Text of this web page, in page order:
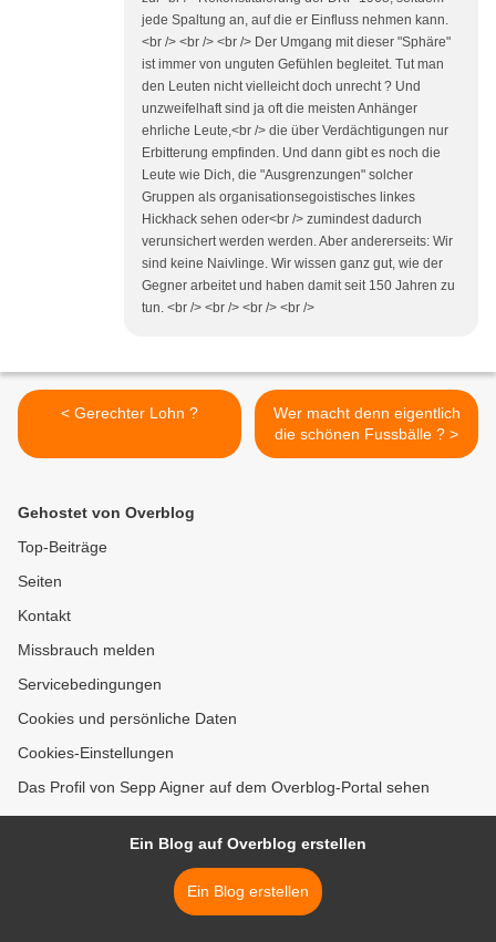
jede Spaltung an, auf die er Einfluss nehmen kann.
<br /> <br /> <br /> Der Umgang mit dieser "Sphäre"
ist immer von unguten Gefühlen begleitet. Tut man
den Leuten nicht vielleicht doch unrecht ? Und
unzweifelhaft sind ja oft die meisten Anhänger
ehrliche Leute,<br /> die über Verdächtigungen nur
Erbitterung empfinden. Und dann gibt es noch die
Leute wie Dich, die "Ausgrenzungen" solcher
Gruppen als organisationsegoistisches linkes
Hickhack sehen oder<br /> zumindest dadurch
verunsichert werden werden. Aber andererseits: Wir
sind keine Naivlinge. Wir wissen ganz gut, wie der
Gegner arbeitet und haben damit seit 150 Jahren zu
tun. <br /> <br /> <br /> <br />
< Gerechter Lohn ?
Wer macht denn eigentlich
die schönen Fussbälle ? >
Gehostet von Overblog
Top-Beiträge
Seiten
Kontakt
Missbrauch melden
Servicebedingungen
Cookies und persönliche Daten
Cookies-Einstellungen
Das Profil von Sepp Aigner auf dem Overblog-Portal sehen
Ein Blog auf Overblog erstellen
Ein Blog erstellen